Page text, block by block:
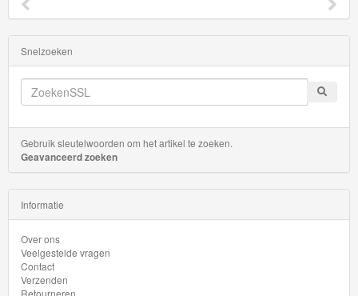
Houten
Speelgoed
Thomas
Pre-
Chuggington
Hot
Wheels
Majorette
autos
Snelzoeken
Gebruik sleutelwoorden om het artikel te zoeken.
Geavanceerd zoeken
Informatie
Over ons
Veelgestelde vragen
Contact
Verzenden
Retourneren